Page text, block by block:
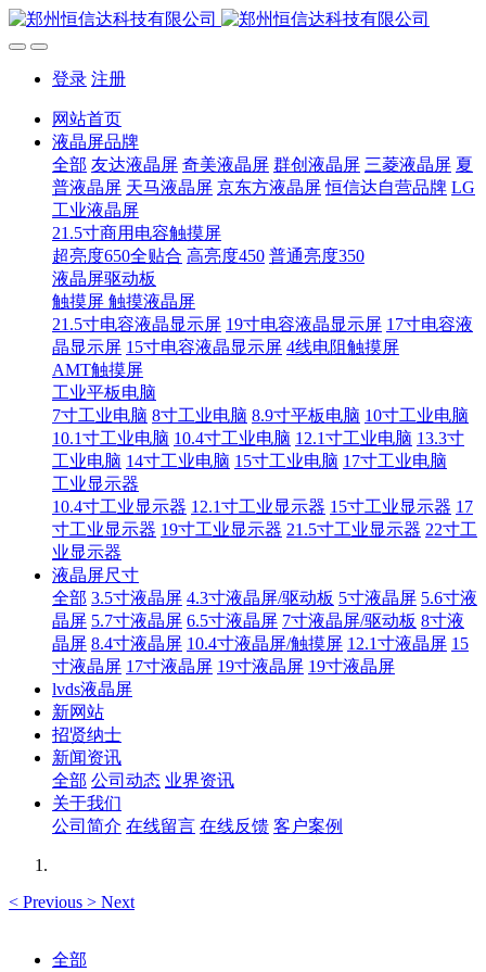
登录 注册
网站首页
液晶屏品牌
全部 友达液晶屏 奇美液晶屏 群创液晶屏 三菱液晶屏 夏
普液晶屏 天马液晶屏 京东方液晶屏 恒信达自营品牌 LG
工业液晶屏
21.5寸商用电容触摸屏
超亮度650全贴合 高亮度450 普通亮度350
液晶屏驱动板
触摸屏 触摸液晶屏
21.5寸电容液晶显示屏 19寸电容液晶显示屏 17寸电容液
晶显示屏 15寸电容液晶显示屏 4线电阻触摸屏
AMT触摸屏
工业平板电脑
7寸工业电脑 8寸工业电脑 8.9寸平板电脑 10寸工业电脑
10.1寸工业电脑 10.4寸工业电脑 12.1寸工业电脑 13.3寸
工业电脑 14寸工业电脑 15寸工业电脑 17寸工业电脑
工业显示器
10.4寸工业显示器 12.1寸工业显示器 15寸工业显示器 17
寸工业显示器 19寸工业显示器 21.5寸工业显示器 22寸工
业显示器
液晶屏尺寸
全部 3.5寸液晶屏 4.3寸液晶屏/驱动板 5寸液晶屏 5.6寸液
晶屏 5.7寸液晶屏 6.5寸液晶屏 7寸液晶屏/驱动板 8寸液
晶屏 8.4寸液晶屏 10.4寸液晶屏/触摸屏 12.1寸液晶屏 15
寸液晶屏 17寸液晶屏 19寸液晶屏 19寸液晶屏
lvds液晶屏
新网站
招贤纳士
新闻资讯
全部 公司动态 业界资讯
关于我们
公司简介 在线留言 在线反馈 客户案例
< Previous > Next
全部